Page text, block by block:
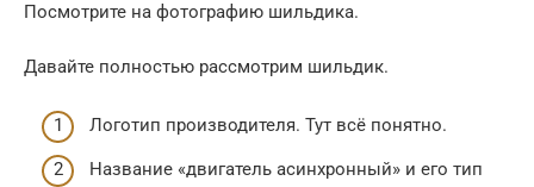
Посмотрите на фотографию шильдика.
Давайте полностью рассмотрим шильдик.
Логотип производителя. Тут всё понятно.
Название «двигатель асинхронный» и его тип